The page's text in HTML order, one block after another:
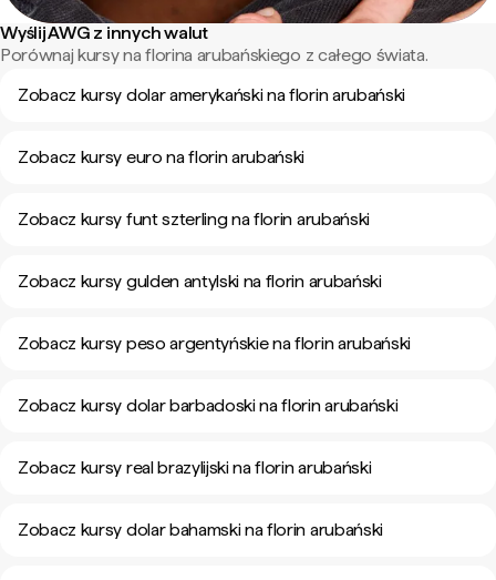
Wyślij AWG z innych walut
Porównaj kursy na florina arubańskiego z całego świata.
Zobacz kursy dolar amerykański na florin arubański
Zobacz kursy euro na florin arubański
Zobacz kursy funt szterling na florin arubański
Zobacz kursy gulden antylski na florin arubański
Zobacz kursy peso argentyńskie na florin arubański
Zobacz kursy dolar barbadoski na florin arubański
Zobacz kursy real brazylijski na florin arubański
Zobacz kursy dolar bahamski na florin arubański